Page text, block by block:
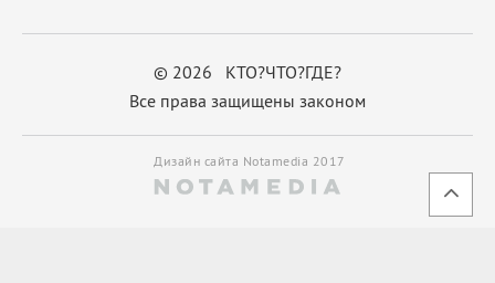
© 2026 КТО?ЧТО?ГДЕ?
Все права защищены законом
Дизайн сайта Notamedia 2017